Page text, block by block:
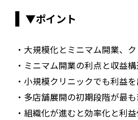
▼ポイント
・大規模化とミニマム開業、
・ミニマム開業の利点と収益
・小規模クリニックでも利益
・多店舗展開の初期段階が最
・組織化が進むと効率化と利